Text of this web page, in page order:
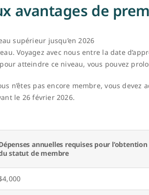
avantages de
supérieur jusqu’en 2026
Voyagez avec nous entre la date
atteindre ce niveau, vous pouvez
n’êtes pas encore membre, vous devez
le 26 février 2026.
annuelles requises pour l’obtention
statut de membre